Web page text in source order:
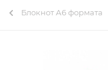
Блокнот А6 формата